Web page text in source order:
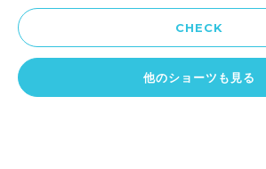
CHECK
他のショーツも見る